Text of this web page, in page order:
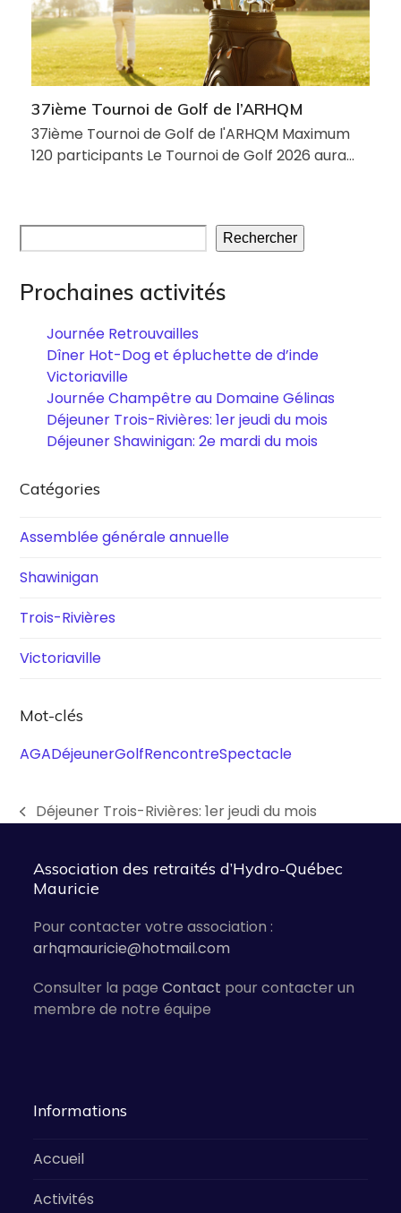
37ième Tournoi de Golf de l’ARHQM
37ième Tournoi de Golf de l'ARHQM Maximum
120 participants Le Tournoi de Golf 2026 aura…
Rechercher
Prochaines activités
Journée Retrouvailles
Dîner Hot-Dog et épluchette de d’inde
Victoriaville
Journée Champêtre au Domaine Gélinas
Déjeuner Trois-Rivières: 1er jeudi du mois
Déjeuner Shawinigan: 2e mardi du mois
Catégories
Assemblée générale annuelle
Shawinigan
Trois-Rivières
Victoriaville
Mot-clés
AGADéjeunerGolfRencontreSpectacle
previous
Déjeuner Trois-Rivières: 1er jeudi du mois
Association des retraités d’Hydro-Québec
Mauricie
Pour contacter votre association :
arhqmauricie@hotmail.com
Consulter la pageContact pour contacter un
membre de notre équipe
Informations
Accueil
Activités